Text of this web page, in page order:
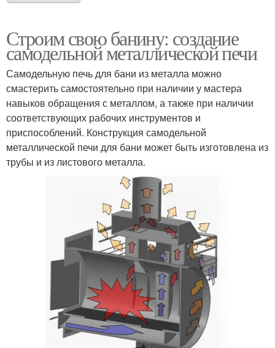
Строим свою банину: создание
самодельной металлической печи
Самодельную печь для бани из металла можно
смастерить самостоятельно при наличии у мастера
навыков обращения с металлом, а также при наличии
соответствующих рабочих инструментов и
приспособлений. Конструкция самодельной
металлической печи для бани может быть изготовлена из
трубы и из листового металла.